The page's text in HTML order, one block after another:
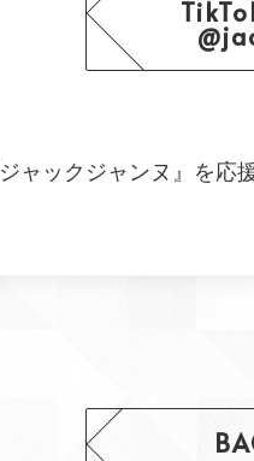
ャックジャンヌ』を応